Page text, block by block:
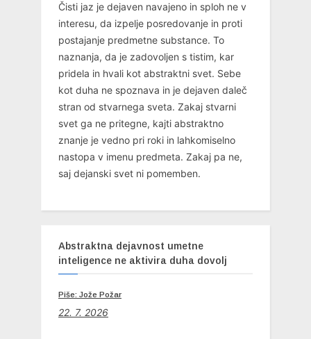
Čisti jaz je dejaven navajeno in sploh ne v
interesu, da izpelje posredovanje in proti
postajanje predmetne substance. To
naznanja, da je zadovoljen s tistim, kar
pridela in hvali kot abstraktni svet. Sebe
kot duha ne spoznava in je dejaven daleč
stran od stvarnega sveta. Zakaj stvarni
svet ga ne pritegne, kajti abstraktno
znanje je vedno pri roki in lahkomiselno
nastopa v imenu predmeta. Zakaj pa ne,
saj dejanski svet ni pomemben.
Abstraktna dejavnost umetne
inteligence ne aktivira duha dovolj
Piše: Jože Požar
22. 7. 2026